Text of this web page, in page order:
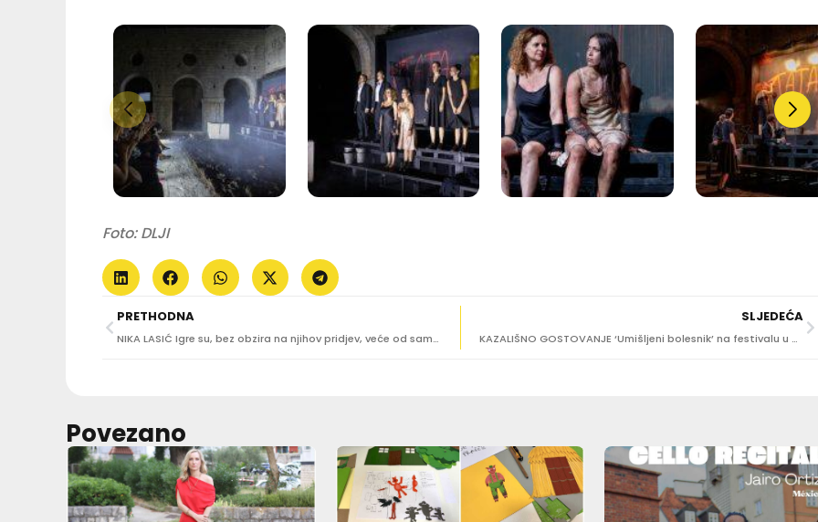
Foto: DLJI
PRETHODNA
NIKA LASIĆ Igre su, bez obzira na njihov pridjev, veće od samoga Dubrovnika!
SLJEDEĆA
KAZALIŠNO GOSTOVANJE ‘Umišljeni bolesnik’ na festivalu u Zagvozdu
Povezano